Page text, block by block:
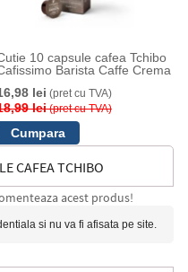
10 capsule cafea Tchibo
Barista Caffe Crema
lei (pret cu TVA)
lei(pret cu TVA)
CAFEA TCHIBO
UP COFFEE XL
acest produs!
si nu va fi afisata pe site.